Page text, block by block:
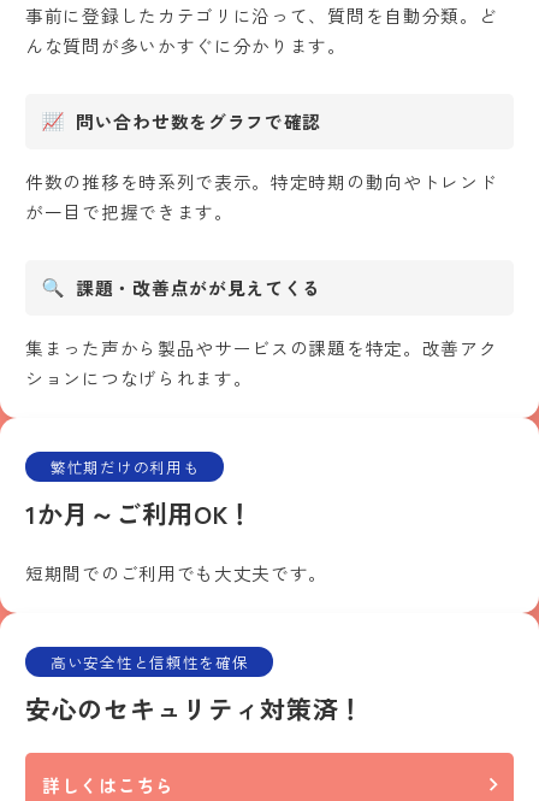
事前に登録したカテゴリに沿って、質問を自動分類。ど
んな質問が多いかすぐに分かります。
問い合わせ数をグラフで確認
件数の推移を時系列で表示。特定時期の動向やトレンド
が一目で把握できます。
課題・改善点がが見えてくる
集まった声から製品やサービスの課題を特定。改善アク
ションにつなげられます。
繁忙期だけの利用も
1か月～ご利用OK！
短期間でのご利用でも大丈夫です。
高い安全性と信頼性を確保
安心のセキュリティ対策済！
詳しくはこちら